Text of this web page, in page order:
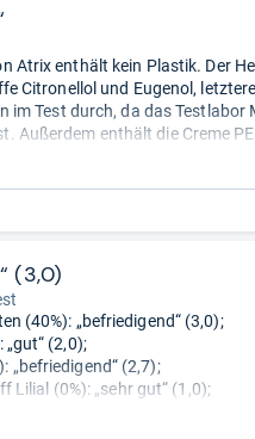
Atrix enthält kein Plastik. Der
Citronellol und Eugenol,
im Test durch, da das
Außerdem enthält die Creme
können, und Paraffine/
(3,0)
(40%): „befriedigend“ (3,0);
(2,0);
„befriedigend“ (2,7);
Lilial (0%): „sehr gut“ (1,0);